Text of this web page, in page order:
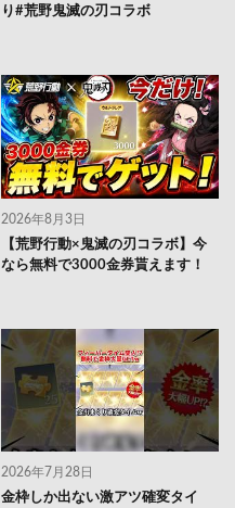
り#荒野鬼滅の刃コラボ
2026年8月3日
【荒野行動×鬼滅の刃コラボ】今
なら無料で3000金券貰えます！
2026年7月28日
金枠しか出ない激アツ確変タイ